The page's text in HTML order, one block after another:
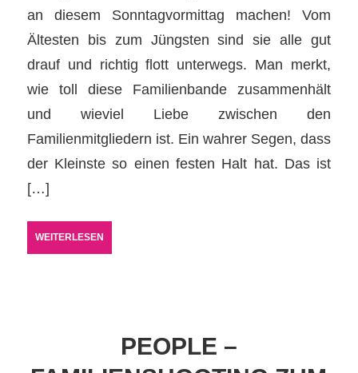
an diesem Sonntagvormittag machen! Vom
Ältesten bis zum Jüngsten sind sie alle gut
drauf und richtig flott unterwegs. Man merkt,
wie toll diese Familienbande zusammenhält
und wieviel Liebe zwischen den
Familienmitgliedern ist. Ein wahrer Segen, dass
der Kleinste so einen festen Halt hat. Das ist
[…]
WEITERLESEN
PEOPLE –